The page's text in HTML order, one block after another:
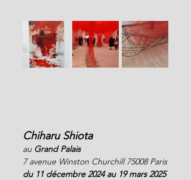
Chiharu Shiota
au Grand Palais
7 avenue Winston Churchill 75008 Paris
du 11 décembre 2024 au 19 mars 2025